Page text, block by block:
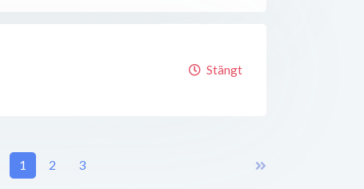
Stängt
1 2 3